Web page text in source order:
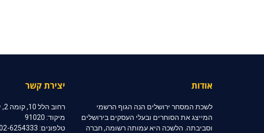
אודות
לשכת המסחר ירושלים הנה הגוף הרשמי
המייצג את הסוחרים ובעלי העסקים בירושלים
וסביבתה. הלשכה היא עמותה רשומה, חברה
יצירת קשר
רחוב הלל 10, קומה 2, ירושלים
מיקוד: 91020
טלפונים: 02-6254333 | 02-6254334